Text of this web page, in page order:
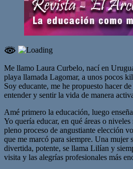
Me llamo Laura Curbelo, nací en
playa llamada Lagomar, a unos pocos
Soy educante, me he propuesto hacer
entender y sentir la vida de manera
Amé primero la educación, luego
Yo quería educar, en qué áreas o
pleno proceso de angustiante elección
que me marcó para siempre. Una mujer
divertida, potente, se llama Lilían y
visita y las alegrías profesionales más